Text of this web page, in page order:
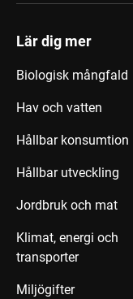
Lär dig mer
Biologisk mångfald
Hav och vatten
Hållbar konsumtion
Hållbar utveckling
Jordbruk och mat
Klimat, energi och
transporter
Miljögifter